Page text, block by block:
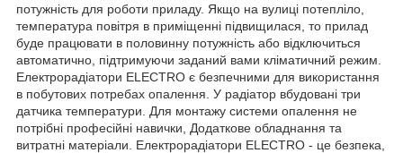
потужність для роботи приладу. Якщо на вулиці потепліло,
температура повітря в приміщенні підвищилася, то прилад
буде працювати в половинну потужність або відключиться
автоматично, підтримуючи заданий вами кліматичний режим.
Електрорадіатори ELECTRO є безпечними для використання
в побутових потребах опалення. У радіатор вбудовані три
датчика температури. Для монтажу системи опалення не
потрібні професійні навички, Додаткове обладнання та
витратні матеріали. Електрорадіатори ELECTRO - це безпека,